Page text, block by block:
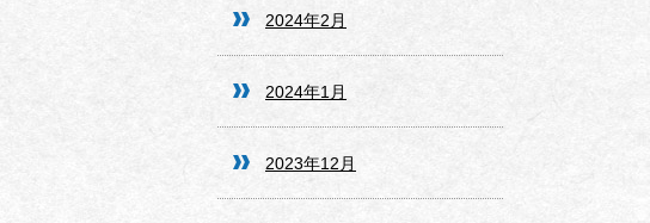
2024年2月
2024年1月
2023年12月